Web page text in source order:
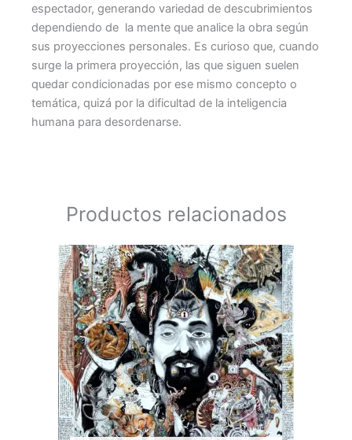
espectador, generando variedad de descubrimientos
dependiendo de la mente que analice la obra según
sus proyecciones personales. Es curioso que, cuando
surge la primera proyección, las que siguen suelen
quedar condicionadas por ese mismo concepto o
temática, quizá por la dificultad de la inteligencia
humana para desordenarse.
Productos relacionados